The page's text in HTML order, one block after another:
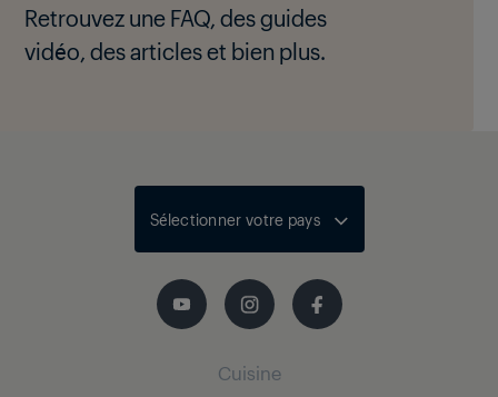
Retrouvez une FAQ, des guides
vidéo, des articles et bien plus.
Sélectionner votre pays
Cuisine